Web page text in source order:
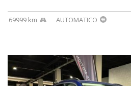
69999 km AUTOMATICO